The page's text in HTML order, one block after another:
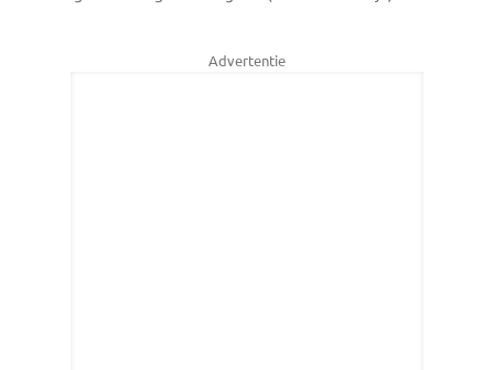
Advertentie